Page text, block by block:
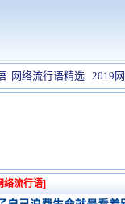
网络流行语精选 2019
络流行语]